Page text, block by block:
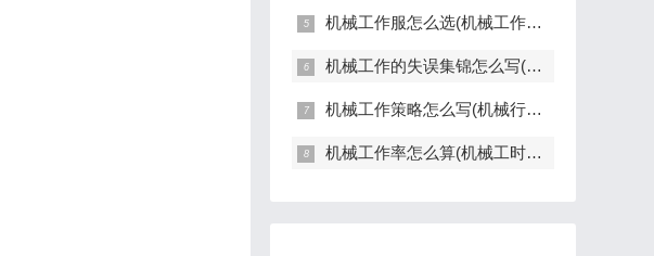
机械工作服怎么选(机械工作服款式图片)
机械工作的失误集锦怎么写(工作时机械出现故障)
机械工作策略怎么写(机械行业工作总结及计划)
机械工作率怎么算(机械工时是怎么算的)